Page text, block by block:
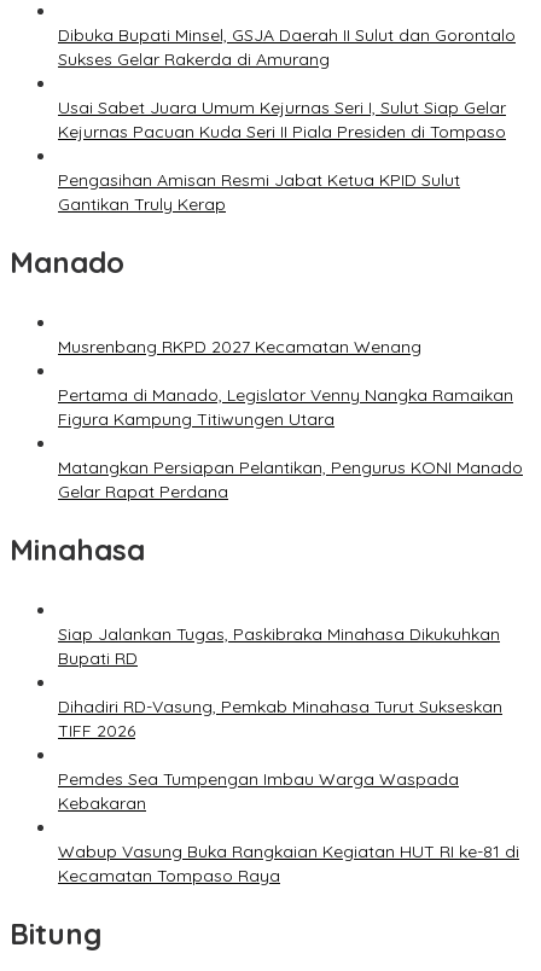
Dibuka Bupati Minsel, GSJA Daerah II Sulut dan Gorontalo
Sukses Gelar Rakerda di Amurang
Usai Sabet Juara Umum Kejurnas Seri I, Sulut Siap Gelar
Kejurnas Pacuan Kuda Seri II Piala Presiden di Tompaso
Pengasihan Amisan Resmi Jabat Ketua KPID Sulut
Gantikan Truly Kerap
Manado
Musrenbang RKPD 2027 Kecamatan Wenang
Pertama di Manado, Legislator Venny Nangka Ramaikan
Figura Kampung Titiwungen Utara
Matangkan Persiapan Pelantikan, Pengurus KONI Manado
Gelar Rapat Perdana
Minahasa
Siap Jalankan Tugas, Paskibraka Minahasa Dikukuhkan
Bupati RD
Dihadiri RD-Vasung, Pemkab Minahasa Turut Sukseskan
TIFF 2026
Pemdes Sea Tumpengan Imbau Warga Waspada
Kebakaran
Wabup Vasung Buka Rangkaian Kegiatan HUT RI ke-81 di
Kecamatan Tompaso Raya
Bitung